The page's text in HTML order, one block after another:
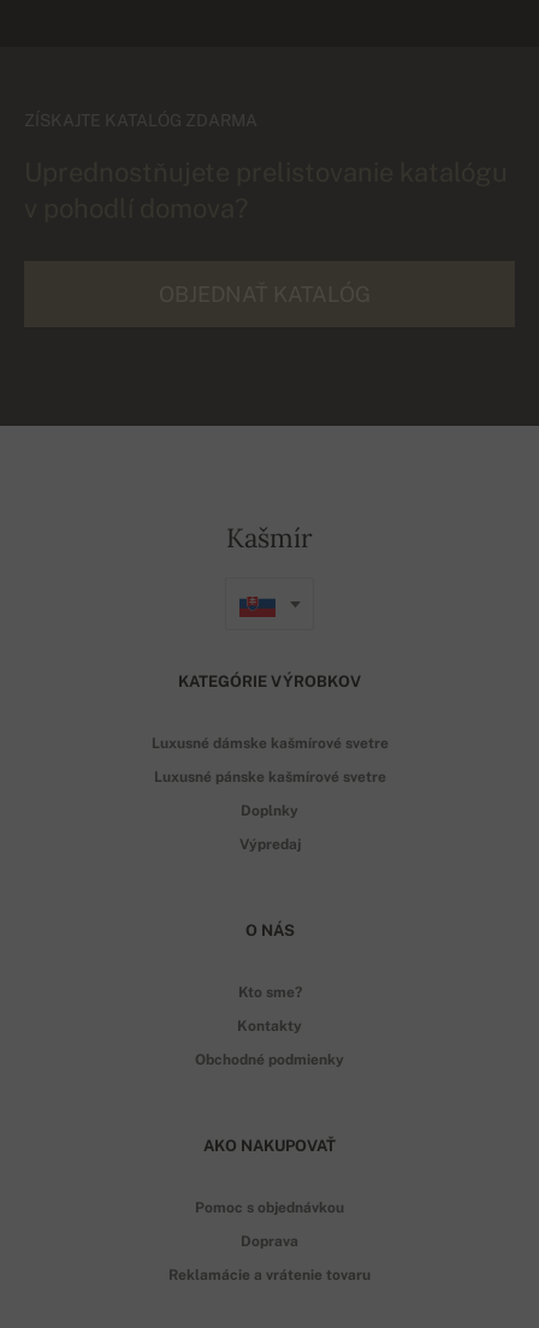
ZÍSKAJTE KATALÓG ZDARMA
Kašmír
KATEGÓRIE VÝROBKOV
Luxusné dámske kašmírové svetre
Luxusné pánske kašmírové svetre
Doplnky
Výpredaj
O NÁS
Kto sme?
Kontakty
Obchodné podmienky
AKO NAKUPOVAŤ
Pomoc s objednávkou
Doprava
Reklamácie a vrátenie tovaru